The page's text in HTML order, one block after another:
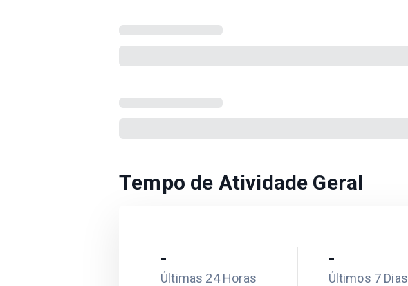
Tempo de Atividade Geral
-
Últimas 24 Horas
-
Últimos 7 Dias